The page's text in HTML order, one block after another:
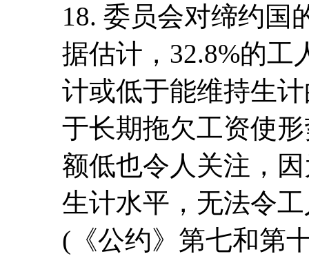
18. 委员会对缔约国
据估计，32.8%的工
计或低于能维持生
于长期拖欠工资使
额低也令人关注，
生计水平，无法令
(《公约》第七和第